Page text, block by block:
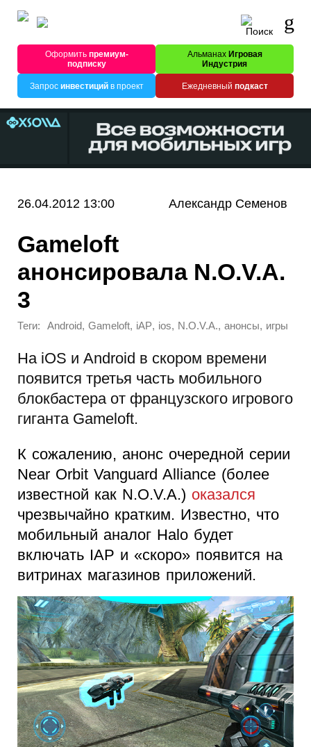
Оформитьпремиум-
подписку
Альманах Игровая
Индустрия
Запрос инвестицийв проект Ежедневный подкаст
26.04.2012 13:00 Александр Семенов
Gameloft
анонсировала N.O.V.A.
3
Теги: Android, Gameloft, iAP, ios, N.O.V.A., анонсы, игры
На iOS и Android в скором времени
появится третья часть мобильного
блокбастера от французского игрового
гиганта Gameloft.
К сожалению, анонс очередной серии
Near Orbit Vanguard Alliance (более
известной как N.O.V.A.) оказался
чрезвычайно кратким. Известно, что
мобильный аналог Halo будет
включать IAP и «скоро» появится на
витринах магазинов приложений.